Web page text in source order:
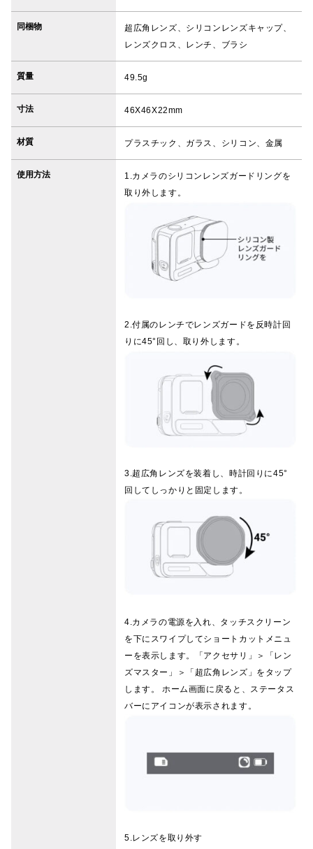
同梱物
超広角レンズ、シリコンレンズキャップ、
レンズクロス、レンチ、ブラシ
質量 49.5g
寸法 46X46X22mm
材質 プラスチック、ガラス、シリコン、金属
使用方法
1.カメラのシリコンレンズガードリングを
取り外します。
2.付属のレンチでレンズガードを反時計回
りに45°回し、取り外します。
3.超広角レンズを装着し、時計回りに45°
回してしっかりと固定します。
4.カメラの電源を入れ、タッチスクリーン
を下にスワイプしてショートカットメニュ
ーを表示します。「アクセサリ」＞「レン
ズマスター」＞「超広角レンズ」をタップ
します。 ホーム画面に戻ると、ステータス
バーにアイコンが表示されます。
5.レンズを取り外す